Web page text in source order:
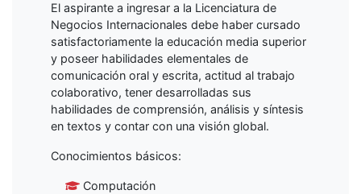
El aspirante a ingresar a la Licenciatura de
Negocios Internacionales debe haber cursado
satisfactoriamente la educación media superior
y poseer habilidades elementales de
comunicación oral y escrita, actitud al trabajo
colaborativo, tener desarrolladas sus
habilidades de comprensión, análisis y síntesis
en textos y contar con una visión global.
Conocimientos básicos:
Computación